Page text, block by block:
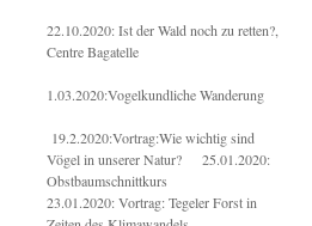
22.10.2020: Ist der Wald noch zu retten?,
Centre Bagatelle
1.03.2020:Vogelkundliche Wanderung
19.2.2020:Vortrag:Wie wichtig sind
Vögel in unserer Natur? 25.01.2020:
Obstbaumschnittkurs
23.01.2020: Vortrag: Tegeler Forst in